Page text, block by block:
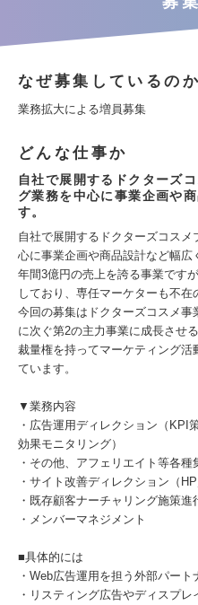
なぜ募集しているのか
業務拡大による増員募集
どんな仕事か
自社で展開するドクターズ
グ業務を中心に事業企画や
す。
自社で展開するドクターズコス
心に事業企画や商品設計など幅広
年間3億円の売上を誇る事業です
しており、専任マーケターも不在
今回の募集はドクターズコスメ
に次ぐ第2の主力事業に成長させ
裁量権を持ってマーケティング活
ています。
▼業務内容
・広告運用ディレクション（KPI
効果モニタリング）
・その他、アフェリエイト等各種
・サイト改善ディレクション（HP
・既存顧客ナーチャリング施策進
・メンバーマネジメント
■具体的には
・Web広告運用を担う外部パー
・リスティング広告やディスプレ